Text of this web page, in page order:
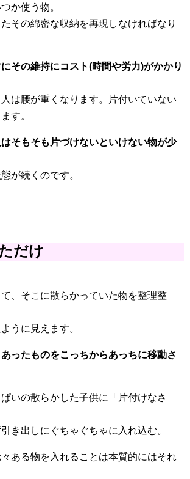
か使う物。
その綿密な収納を再現しなければなり
その維持にコスト(時間や労力)がかかり
は腰が重くなります。片付いていない
す。
そもそも片づけないといけない物が少
が続くのです。
だけ
、そこに散らかっていた物を整理整
うに見えます。
ったものをこっちからあっちに移動さ
いの散らかした子供に「片付けなさ
き出しにぐちゃぐちゃに入れ込む。
ある物を入れることは本質的にはそれ